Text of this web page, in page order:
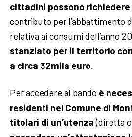
cittadini possono richiedere
contributo per l’abbattimento
relativa ai consumi dell’anno
stanziato per il territorio
a circa 32mila euro.
Per accedere al bando è
residenti nel Comune di
titolari di un’utenza(diretta